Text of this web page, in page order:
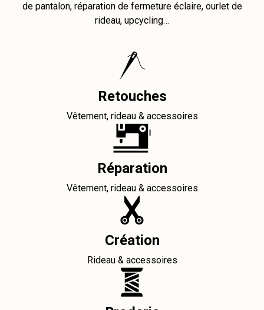
de pantalon, réparation de fermeture éclaire, ourlet de
rideau, upcycling…
Retouches
Vêtement, rideau & accessoires
Réparation
Vêtement, rideau & accessoires
Création
Rideau & accessoires